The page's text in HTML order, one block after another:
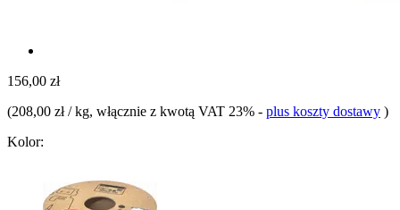
156,00 zł
(208,00 zł / kg, włącznie z kwotą VAT 23% - plus koszty dostawy )
Kolor: